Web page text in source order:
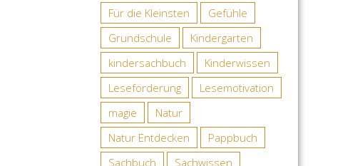
Für die Kleinsten
Gefühle
Grundschule
Kindergarten
kindersachbuch
Kinderwissen
Leseförderung
Lesemotivation
magie
Natur
Natur Entdecken
Pappbuch
Sachbuch
Sachwissen